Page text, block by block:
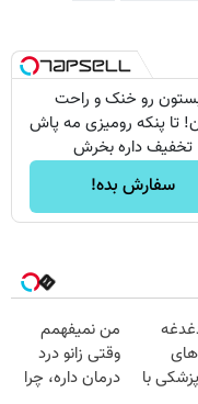
رو خنک و راحت
تا پنکه رومیزی مه پاش
تخفیف داره بخرش
سفارش بده!
با
من نمیفهمم
وقتی زانو درد
درمان داره، چرا